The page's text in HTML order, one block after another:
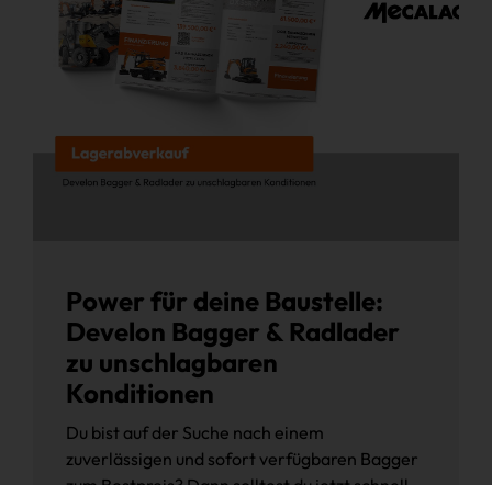
Power für deine Baustelle:
Develon Bagger & Radlader
zu unschlagbaren
Konditionen
Du bist auf der Suche nach einem
zuverlässigen und sofort verfügbaren Bagger